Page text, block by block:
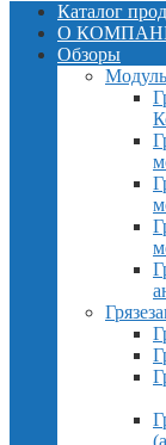
Каталог
О
Обзоры